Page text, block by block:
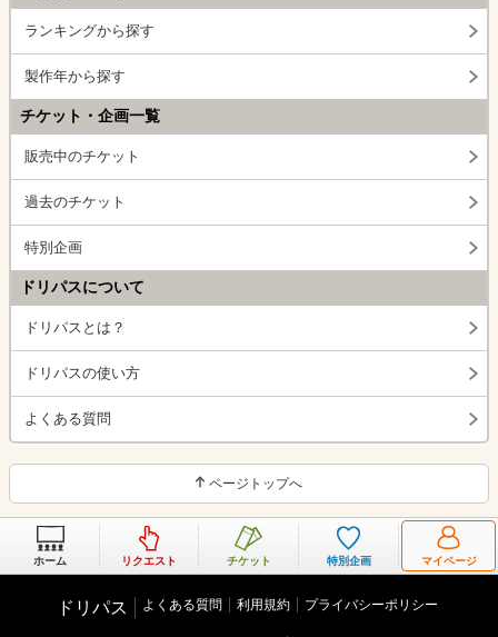
ランキングから探す
製作年から探す
チケット・企画一覧
販売中のチケット
過去のチケット
特別企画
ドリパスについて
ドリパスとは？
ドリパスの使い方
よくある質問
ページトップへ
ホーム リクエスト チケット 特別企画 マイページ
ドリパス よくある質問 利用規約 プライバシーポリシー